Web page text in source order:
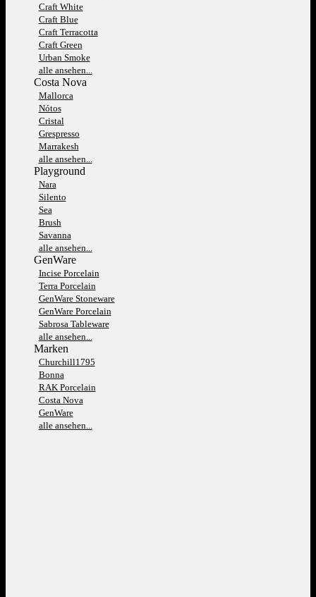
Craft White
Craft Blue
Craft Terracotta
Craft Green
Urban Smoke
alle ansehen...
Costa Nova
Mallorca
Nótos
Cristal
Grespresso
Marrakesh
alle ansehen...
Playground
Nara
Silento
Sea
Brush
Savanna
alle ansehen...
GenWare
Incise Porcelain
Terra Porcelain
GenWare Stoneware
GenWare Porcelain
Sabrosa Tableware
alle ansehen...
Marken
Churchill1795
Bonna
RAK Porcelain
Costa Nova
GenWare
alle ansehen...